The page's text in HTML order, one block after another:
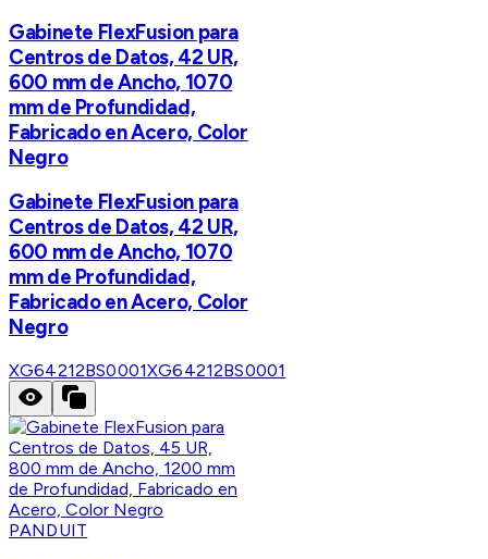
Gabinete FlexFusion para
Centros de Datos, 42 UR,
600 mm de Ancho, 1070
mm de Profundidad,
Fabricado en Acero, Color
Negro
Gabinete FlexFusion para
Centros de Datos, 42 UR,
600 mm de Ancho, 1070
mm de Profundidad,
Fabricado en Acero, Color
Negro
XG64212BS0001XG64212BS0001
PANDUIT